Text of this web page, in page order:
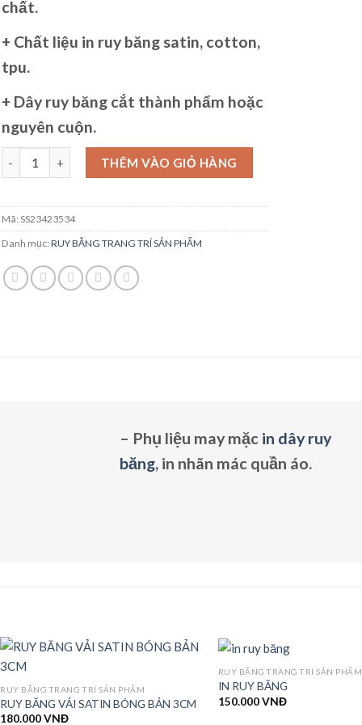
chất.
+ Chất liệu in ruy băng satin, cotton,
tpu.
+ Dây ruy băng cắt thành phẩm hoặc
nguyên cuộn.
Ruy Băng Cotton 100% số lượng
THÊM VÀO GIỎ HÀNG
Mã:SS23423534
Danh mục:RUY BĂNG TRANG TRÍ SẢN PHẨM
– Phụ liệu may mặc in dây ruy
băng, in nhãn mác quần áo.
RUY BĂNG TRANG TRÍ SẢN PHẨM
RUY BĂNG VẢI SATIN BÓNG BẢN 3CM
180.000VNĐ
RUY BĂNG TRANG TRÍ SẢN PHẨM
IN RUY BĂNG
150.000VNĐ